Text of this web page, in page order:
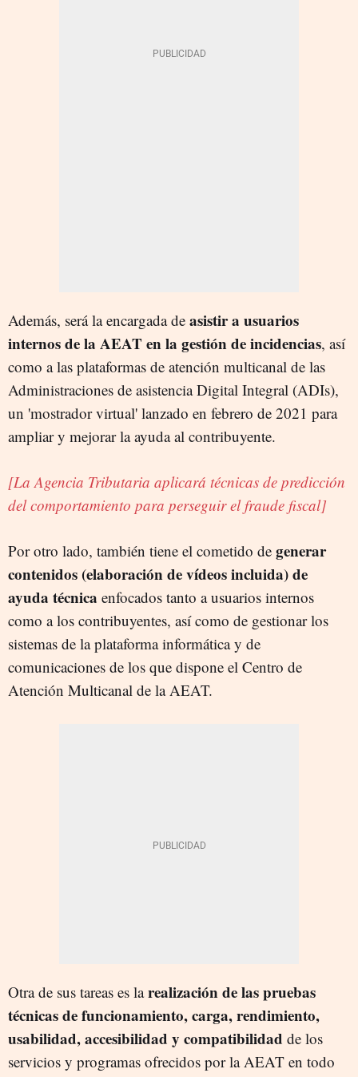
Además, será la encargada de asistir a usuarios
internos de la AEAT en la gestión de incidencias, así
como a las plataformas de atención multicanal de las
Administraciones de asistencia Digital Integral (ADIs),
un 'mostrador virtual' lanzado en febrero de 2021 para
ampliar y mejorar la ayuda al contribuyente.
[La Agencia Tributaria aplicará técnicas de predicción
del comportamiento para perseguir el fraude fiscal]
Por otro lado, también tiene el cometido de generar
contenidos (elaboración de vídeos incluida) de
ayuda técnica enfocados tanto a usuarios internos
como a los contribuyentes, así como de gestionar los
sistemas de la plataforma informática y de
comunicaciones de los que dispone el Centro de
Atención Multicanal de la AEAT.
Otra de sus tareas es larealización de las pruebas
técnicas de funcionamiento, carga, rendimiento,
usabilidad, accesibilidad y compatibilidad de los
servicios y programas ofrecidos por la AEAT en todo